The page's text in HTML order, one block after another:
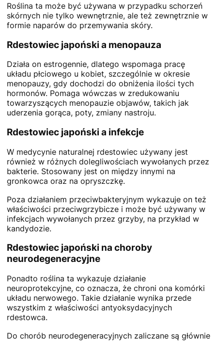
Roślina ta może być używana w przypadku schorzeń
skórnych nie tylko wewnętrznie, ale też zewnętrznie w
formie naparów do przemywania skóry.
Rdestowiec japoński a menopauza
Działa on estrogennie, dlatego wspomaga pracę
układu płciowego u kobiet, szczególnie w okresie
menopauzy, gdy dochodzi do obniżenia ilości tych
hormonów. Pomaga wówczas w zredukowaniu
towarzyszących menopauzie objawów, takich jak
uderzenia gorąca, poty, zmiany nastroju.
Rdestowiec japoński a infekcje
W medycynie naturalnej rdestowiec używany jest
również w różnych dolegliwościach wywołanych przez
bakterie. Stosowany jest on między innymi na
gronkowca oraz na opryszczkę.
Poza działaniem przeciwbakteryjnym wykazuje on też
właściwości przeciwgrzybicze i może być używany w
infekcjach wywołanych przez grzyby, na przykład w
kandydozie.
Rdestowiec japoński na choroby
neurodegeneracyjne
Ponadto roślina ta wykazuje działanie
neuroprotekcyjne, co oznacza, że chroni ona komórki
układu nerwowego. Takie działanie wynika przede
wszystkim z właściwości antyoksydacyjnych
rdestowca.
Do chorób neurodegeneracyjnych zaliczane są głównie